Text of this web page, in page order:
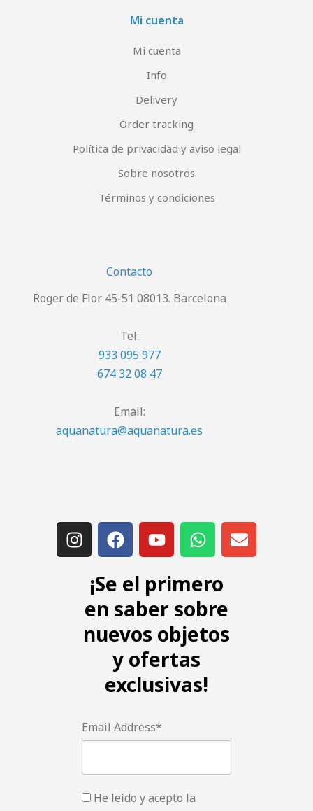
Mi cuenta
Mi cuenta
Info
Delivery
Order tracking
Política de privacidad y aviso legal
Sobre nosotros
Términos y condiciones
Contacto
Roger de Flor 45-51 08013. Barcelona
Tel:
933 095 977
674 32 08 47
Email:
aquanatura@aquanatura.es
¡Se el primero
en saber sobre
nuevos objetos
y ofertas
exclusivas!
Email Address*
He leído y acepto la